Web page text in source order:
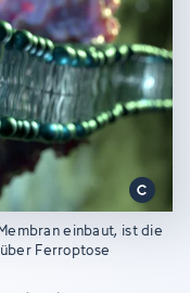
einbaut, ist die
Ferroptose